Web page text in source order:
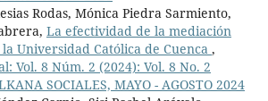
Rodas, Mónica Piedra Sarmiento,
La efectividad de la mediación
Universidad Católica de Cuenca ,
Vol. 8 Núm. 2 (2024): Vol. 8 No. 2
SOCIALES, MAYO - AGOSTO 2024